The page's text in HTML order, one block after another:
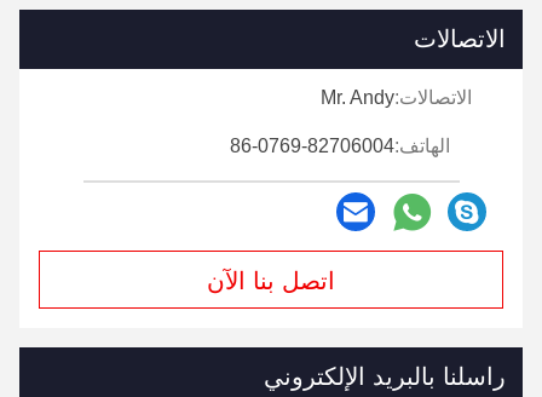
الاتصالات
الاتصالات:Mr. Andy
الهاتف:86-0769-82706004
اتصل بنا الآن
راسلنا بالبريد الإلكتروني